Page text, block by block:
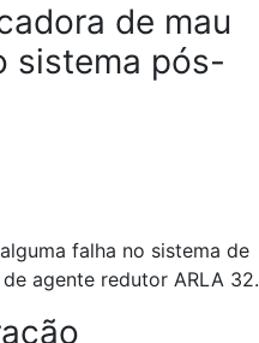
de mau
sistema pós-
falha no sistema de
agente redutor ARLA 32.